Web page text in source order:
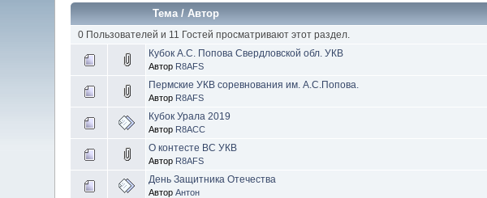
Тема/Автор
0 Пользователей и 11 Гостей просматривают этот раздел.
Кубок А.С. Попова Свердловской обл. УКВ
Автор R8AFS
Пермские УКВ соревнования им. А.С.Попова.
Автор R8AFS
Кубок Урала 2019
Автор R8ACC
О контесте ВС УКВ
Автор R8AFS
День Защитника Отечества
АвторАнтон